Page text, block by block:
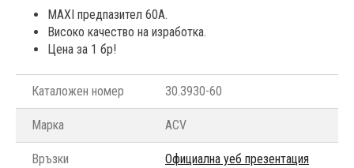
MAXI предпазител 60A.
Високо качество на изработка.
Цена за 1 бр!
Каталожен номер 30.3930-60
Марка ACV
Връзки Официална уеб презентация